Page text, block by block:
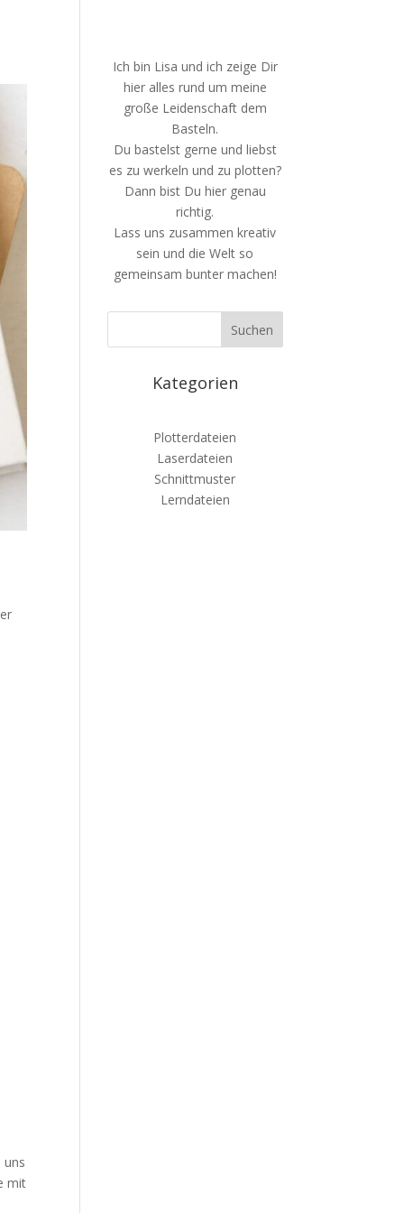
uns
mit
Ich bin Lisa und ich zeige Dir
hier alles rund um meine
große Leidenschaft dem
Basteln.
Du bastelst gerne und liebst
es zu werkeln und zu plotten?
Dann bist Du hier genau
richtig.
Lass uns zusammen kreativ
sein und die Welt so
gemeinsam bunter machen!
Kategorien
Plotterdateien
Laserdateien
Schnittmuster
Lerndateien